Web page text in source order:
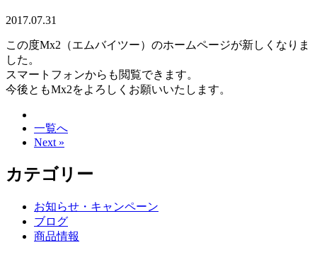
2017.07.31
この度Mx2（エムバイツー）のホームページが新しくなりま
した。
スマートフォンからも閲覧できます。
今後ともMx2をよろしくお願いいたします。
一覧へ
Next »
カテゴリー
お知らせ・キャンペーン
ブログ
商品情報